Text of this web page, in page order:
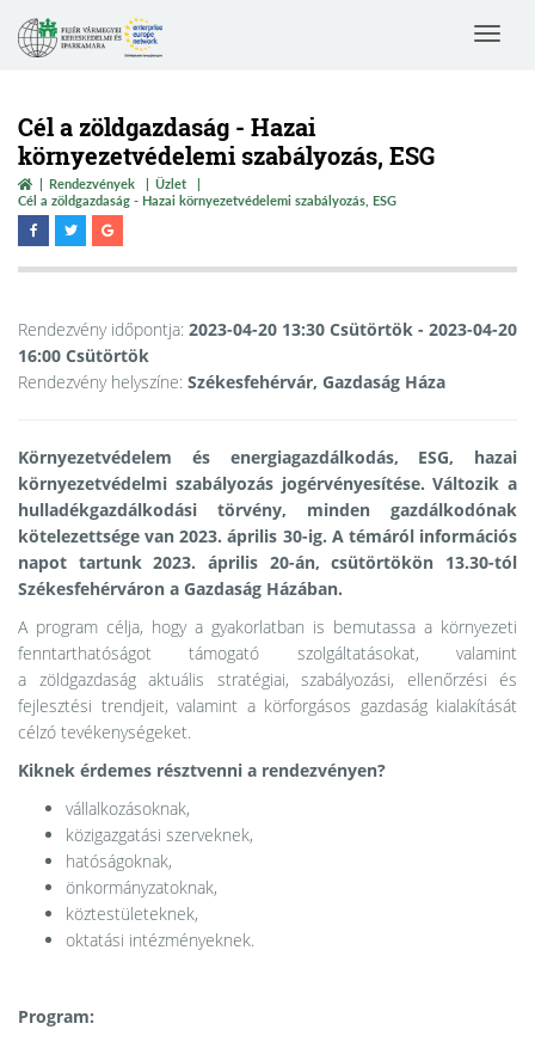
Toggle
Cél a zöldgazdaság - Hazai
környezetvédelemi szabályozás, ESG
Rendezvények
Üzlet
Cél a zöldgazdaság - Hazai környezetvédelemi szabályozás, ESG
Rendezvény időpontja: 2023-04-20 13:30 Csütörtök - 2023-04-20
16:00 Csütörtök
Rendezvény helyszíne: Székesfehérvár, Gazdaság Háza
Környezetvédelem és energiagazdálkodás, ESG, hazai
környezetvédelmi szabályozás jogérvényesítése.Változik a
hulladékgazdálkodási törvény, minden gazdálkodónak
kötelezettsége van 2023. április 30-ig. A témáról információs
napot tartunk 2023. április 20-án, csütörtökön 13.30-tól
Székesfehérváron a Gazdaság Házában.
A program célja, hogy a gyakorlatban is bemutassa a környezeti
fenntarthatóságot támogató szolgáltatásokat, valamint
a zöldgazdaság aktuális stratégiai, szabályozási, ellenőrzési és
fejlesztési trendjeit, valamint a körforgásos gazdaság kialakítását
célzó tevékenységeket.
Kiknek érdemes résztvenni a rendezvényen?
vállalkozásoknak,
közigazgatási szerveknek,
hatóságoknak,
önkormányzatoknak,
köztestületeknek,
oktatási intézményeknek.
Program: